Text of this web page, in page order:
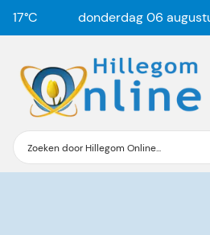
17°C donderdag 06